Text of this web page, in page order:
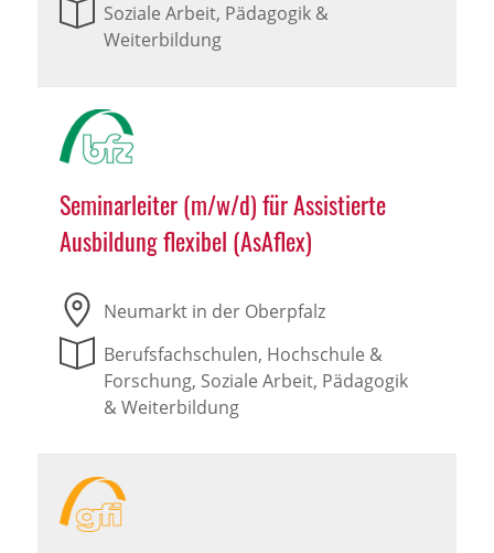
Soziale Arbeit, Pädagogik &
Weiterbildung
Seminarleiter (m/w/d) für Assistierte
Ausbildung flexibel (AsAflex)
Neumarkt in der Oberpfalz
Berufsfachschulen, Hochschule &
Forschung, Soziale Arbeit, Pädagogik
& Weiterbildung